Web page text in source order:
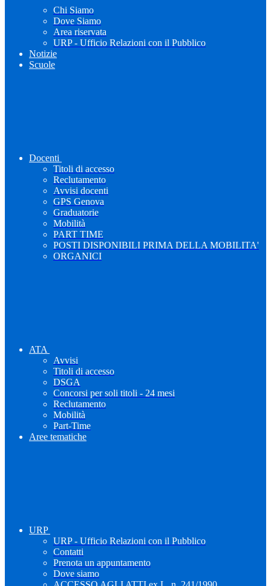
Chi Siamo
Dove Siamo
Area riservata
URP - Ufficio Relazioni con il Pubblico
Notizie
Scuole
Docenti
Titoli di accesso
Reclutamento
Avvisi docenti
GPS Genova
Graduatorie
Mobilità
PART TIME
POSTI DISPONIBILI PRIMA DELLA MOBILITA'
ORGANICI
ATA
Avvisi
Titoli di accesso
DSGA
Concorsi per soli titoli - 24 mesi
Reclutamento
Mobilità
Part-Time
Aree tematiche
URP
URP - Ufficio Relazioni con il Pubblico
Contatti
Prenota un appuntamento
Dove siamo